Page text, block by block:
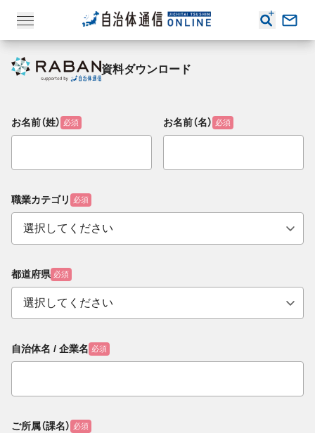
資料ダウンロード
お名前（姓） 必須 お名前（名） 必須
職業カテゴリ 必須
都道府県 必須
自治体名 / 企業名 必須
ご所属（課名） 必須